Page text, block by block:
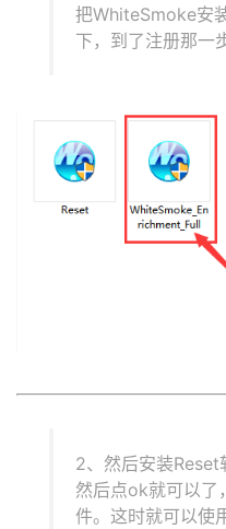
把WhiteSmoke安
下，到了注册那一
2、然后安装Reset
然后点ok就可以了
件。这时就可以使